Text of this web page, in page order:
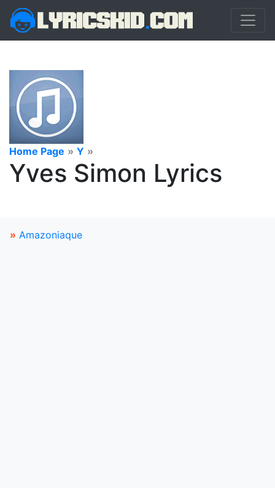
Home Page » Y »
Yves Simon Lyrics
» Amazoniaque